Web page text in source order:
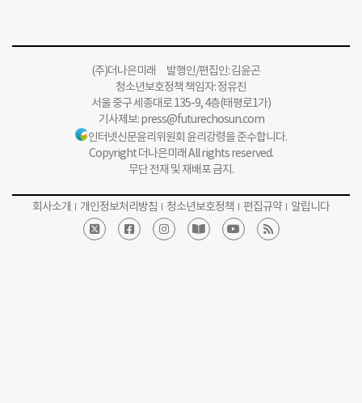
(주)더나은미래 발행인/편집인: 김윤곤
청소년보호정책 책임자: 정유진
서울 중구 세종대로 135-9, 4층(태평로1가)
기사제보:press@futurechosun.com
인터넷신문윤리위원회 윤리강령을 준수합니다.
Copyright 더나은미래 All rights reserved.
무단 전재 및 재배포 금지.
회사소개 개인정보처리방침 청소년보호정책 편집규약 알립니다